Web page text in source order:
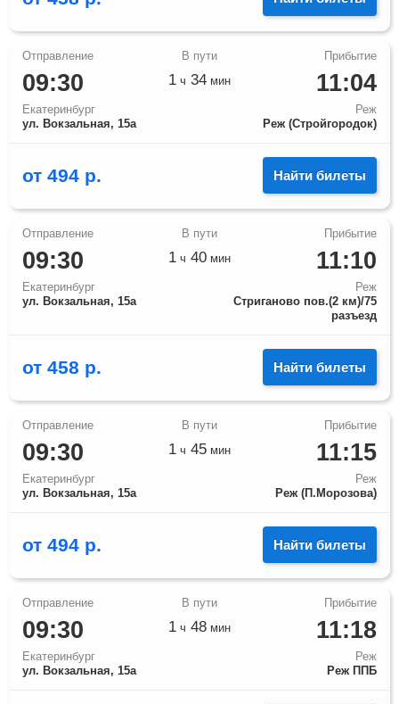
09:30
Екатеринбург
ул. Вокзальная, 15а
11:04
Реж
Реж (Стройгородок)
1 ч 34 мин
от 494 р. Найти билеты
09:30
Екатеринбург
ул. Вокзальная, 15а
11:10
Реж
Стриганово пов.(2 км)/75
разъезд
1 ч 40 мин
от 458 р. Найти билеты
09:30
Екатеринбург
ул. Вокзальная, 15а
11:15
Реж
Реж (П.Морозова)
1 ч 45 мин
от 494 р. Найти билеты
09:30
Екатеринбург
ул. Вокзальная, 15а
11:18
Реж
Реж ППБ
1 ч 48 мин